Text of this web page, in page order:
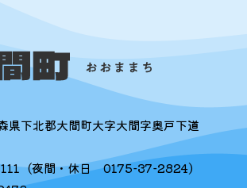
県下北郡大間町大字大間字奥戸下道
(夜間・休日0175-37-2824)